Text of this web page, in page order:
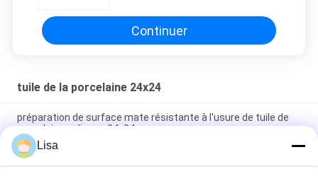
Continuer
tuile de la porcelaine 24x24
préparation de surface mate résistante à l'usure de tuile de
porcelaine polie par 24x24
Carrelages de porcelaine de tuile/grès de porcelaine du grès
24x24 600*600 millimètre
Lisa